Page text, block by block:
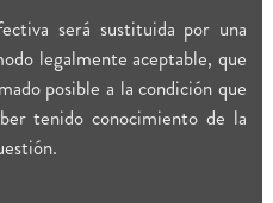
será sustituida por una
legalmente aceptable, que
posible a la condición que
tenido conocimiento de la